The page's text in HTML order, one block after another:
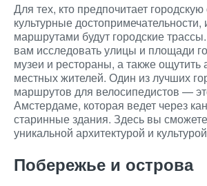
Для тех, кто предпочитает городскую
культурные
маршрутами будут городские
вам исследовать улицы и площади
музеи и рестораны, а также ощутить
местных жителей. Один из лучших
маршрутов для велосипедистов —
Амстердаме, которая ведет через
старинные здания. Здесь вы
уникальной архитектурой и
Побережье и острова